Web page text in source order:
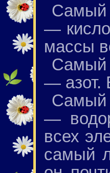
Самый
—
массы
Самый
— азот.
Самый
—
всех
самый